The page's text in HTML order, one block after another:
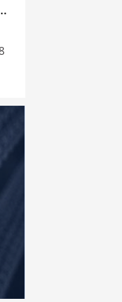
全纳米纤维离子触觉传感器